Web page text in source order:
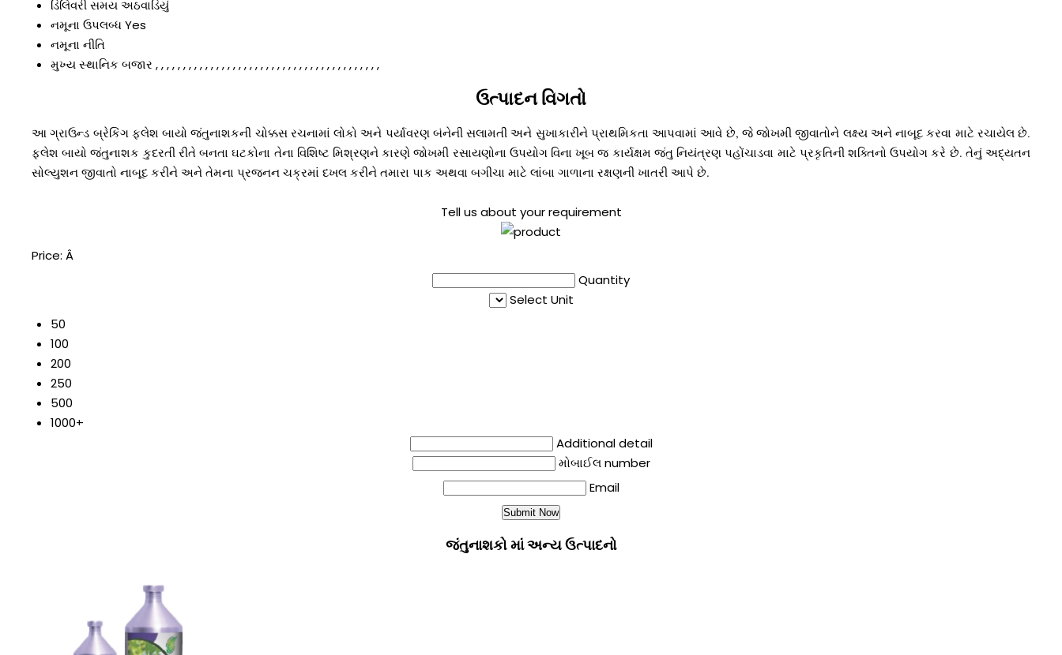
ડિલિવરી સમયઅઠવાડિયું
નમૂના ઉપલબ્ધYes
નમૂના નીતિ
મુખ્ય સ્થાનિક બજાર , , , , , , , , , , , , , , , , , , , , , , , , , , , , , , , , , , , , , , , , ,
ઉત્પાદન વિગતો
આ ગ્રાઉન્ડ બ્રેકિંગ ફ્લેશ બાયો જંતુનાશકની ચોક્કસ રચનામાં લોકો અને પર્યાવરણ બંનેની સલામતી અને સુખાકારીને પ્રાથમિકતા આપવામાં આવે છે, જે જોખમી જીવાતોને લક્ષ્ય અને નાબૂદ કરવા માટે રચાયેલ છે.
ફ્લેશ બાયો જંતુનાશક કુદરતી રીતે બનતા ઘટકોના તેના વિશિષ્ટ મિશ્રણને કારણે જોખમી રસાયણોના ઉપયોગ વિના ખૂબ જ કાર્યક્ષમ જંતુ નિયંત્રણ પહોંચાડવા માટે પ્રકૃતિની શક્તિનો ઉપયોગ કરે છે. તેનું અદ્યતન
સોલ્યુશન જીવાતો નાબૂદ કરીને અને તેમના પ્રજનન ચક્રમાં દખલ કરીને તમારા પાક અથવા બગીચા માટે લાંબા ગાળાના રક્ષણની ખાતરી આપે છે.
Tell us about your requirement
Price: Â
Quantity
Select Unit
50
100
200
250
500
1000+
Additional detail
મોબાઈલ number
Email
જંતુનાશકો માં અન્ય ઉત્પાદનો